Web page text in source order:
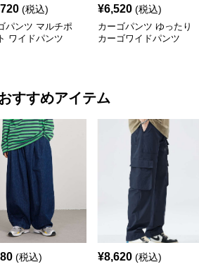
(税込)
パンツ マルチポ
ワイドパンツ
¥6,520 (税込)
カーゴパンツ ゆったり
カーゴワイドパンツ
すすめアイテム
(税込) ¥8,620 (税込)